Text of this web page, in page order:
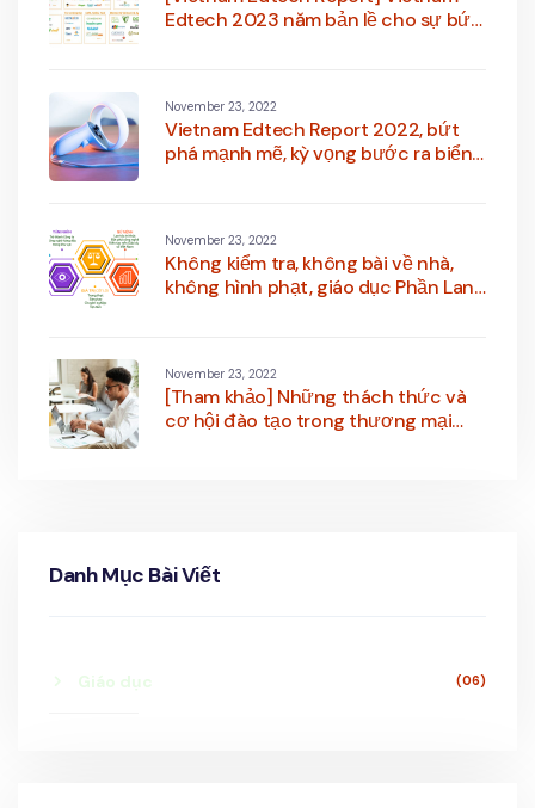
Edtech 2023 năm bản lề cho sự bứt
November 23, 2022
Vietnam Edtech Report 2022, bứt
phá mạnh mẽ, kỳ vọng bước ra biển
November 23, 2022
Không kiểm tra, không bài về nhà,
không hình phạt, giáo dục Phần Lan
November 23, 2022
[Tham khảo] Những thách thức và
cơ hội đào tạo trong thương mại
Danh Mục Bài Viết
Giáo dục (06)